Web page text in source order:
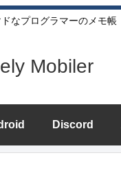
なプログラマーのメモ帳
Mobiler
Discord